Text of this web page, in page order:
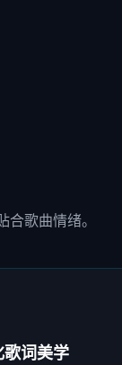
歌曲情绪。
词美学